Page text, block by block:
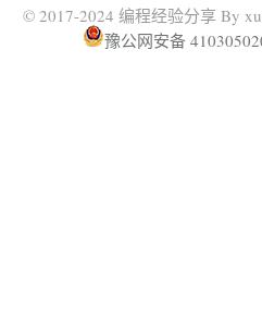
© 2017-2024 编程经验分享 By
豫公网安备